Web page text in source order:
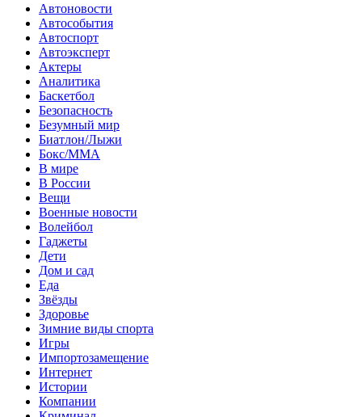
Автоновости
Автособытия
Автоспорт
Автоэксперт
Актеры
Аналитика
Баскетбол
Безопасность
Безумный мир
Биатлон/Лыжи
Бокс/MMA
В мире
В России
Вещи
Военные новости
Волейбол
Гаджеты
Дети
Дом и сад
Еда
Звёзды
Здоровье
Зимние виды спорта
Игры
Импортозамещение
Интернет
Истории
Компании